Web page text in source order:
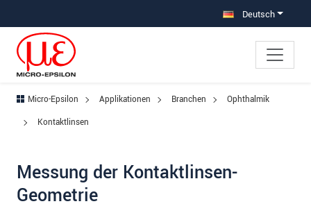
Deutsch
Micro-Epsilon Applikationen Branchen
Ophthalmik
Kontaktlinsen
Messung der Kontaktlinsen-
Geometrie